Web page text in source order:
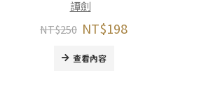
譚劍
NT$250 NT$198
查看內容